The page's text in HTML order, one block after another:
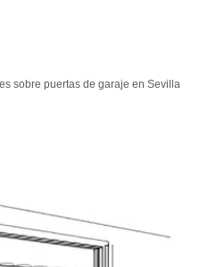
sobre puertas de garaje en Sevilla